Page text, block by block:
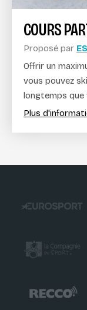
COURS
Proposé par
Offrir un
vous pouvez
longtemps que
Plus